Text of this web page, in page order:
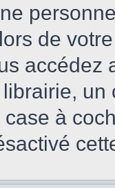
de
accédez
à